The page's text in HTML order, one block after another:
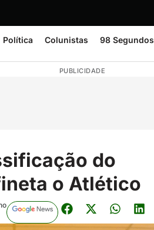
Política Colunistas 98 Segundos
PUBLICIDADE
do
o Atlético